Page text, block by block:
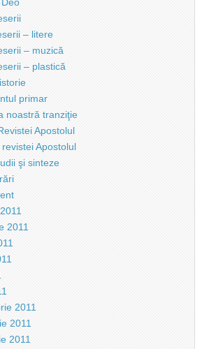
– litere
– muzică
– plastică
primar
noastră tranziţie
Apostolul
Apostolul
şi sinteze
2011
2011
2011
2011